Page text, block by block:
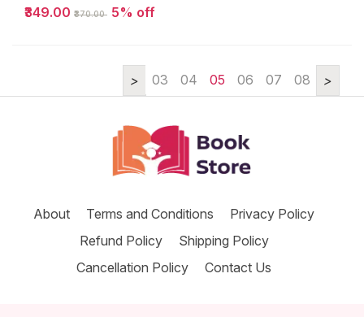
Varghese |
₹349.00 ₹370.00 5% off
03 04 05 06 07 08
About Terms and Conditions Privacy Policy
Refund Policy Shipping Policy
Cancellation Policy Contact Us